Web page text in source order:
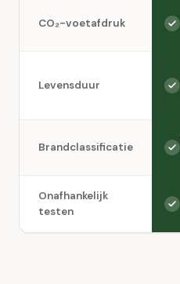
CO₂-voetafdruk
Levensduur
Brandclassificatie
Onafhankelijk
testen